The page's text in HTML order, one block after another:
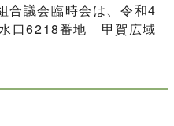
合議会臨時会は、令和4
口6218番地 甲賀広域